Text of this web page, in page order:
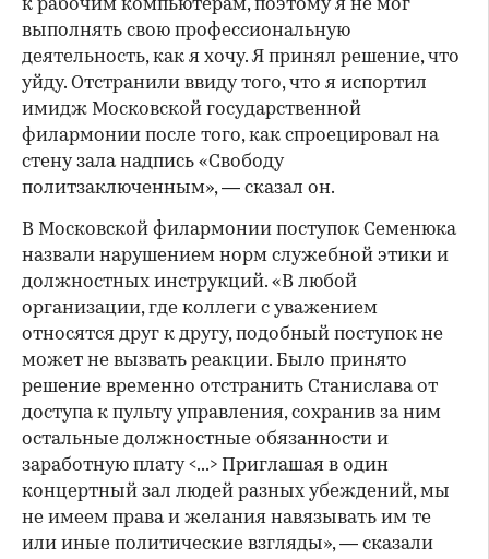
к рабочим компьютерам, поэтому я не мог
выполнять свою профессиональную
деятельность, как я хочу. Я принял решение, что
уйду. Отстранили ввиду того, что я испортил
имидж Московской государственной
филармонии после того, как спроецировал на
стену зала надпись «Свободу
политзаключенным», — сказал он.
В Московской филармонии поступок Семенюка
назвали нарушением норм служебной этики и
должностных инструкций. «В любой
организации, где коллеги с уважением
относятся друг к другу, подобный поступок не
может не вызвать реакции. Было принято
решение временно отстранить Станислава от
доступа к пульту управления, сохранив за ним
остальные должностные обязанности и
заработную плату <...> Приглашая в один
концертный зал людей разных убеждений, мы
не имеем права и желания навязывать им те
или иные политические взгляды», — сказали